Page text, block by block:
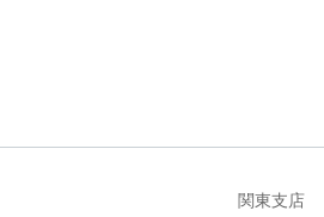
関東支店